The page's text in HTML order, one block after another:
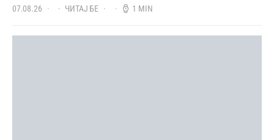
07.08.26 ЧИТАЈ БЕ 1 MIN